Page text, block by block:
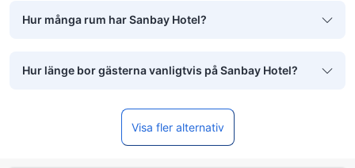
Hur många rum har Sanbay Hotel?
Hur länge bor gästerna vanligtvis på Sanbay Hotel?
Visa fler alternativ